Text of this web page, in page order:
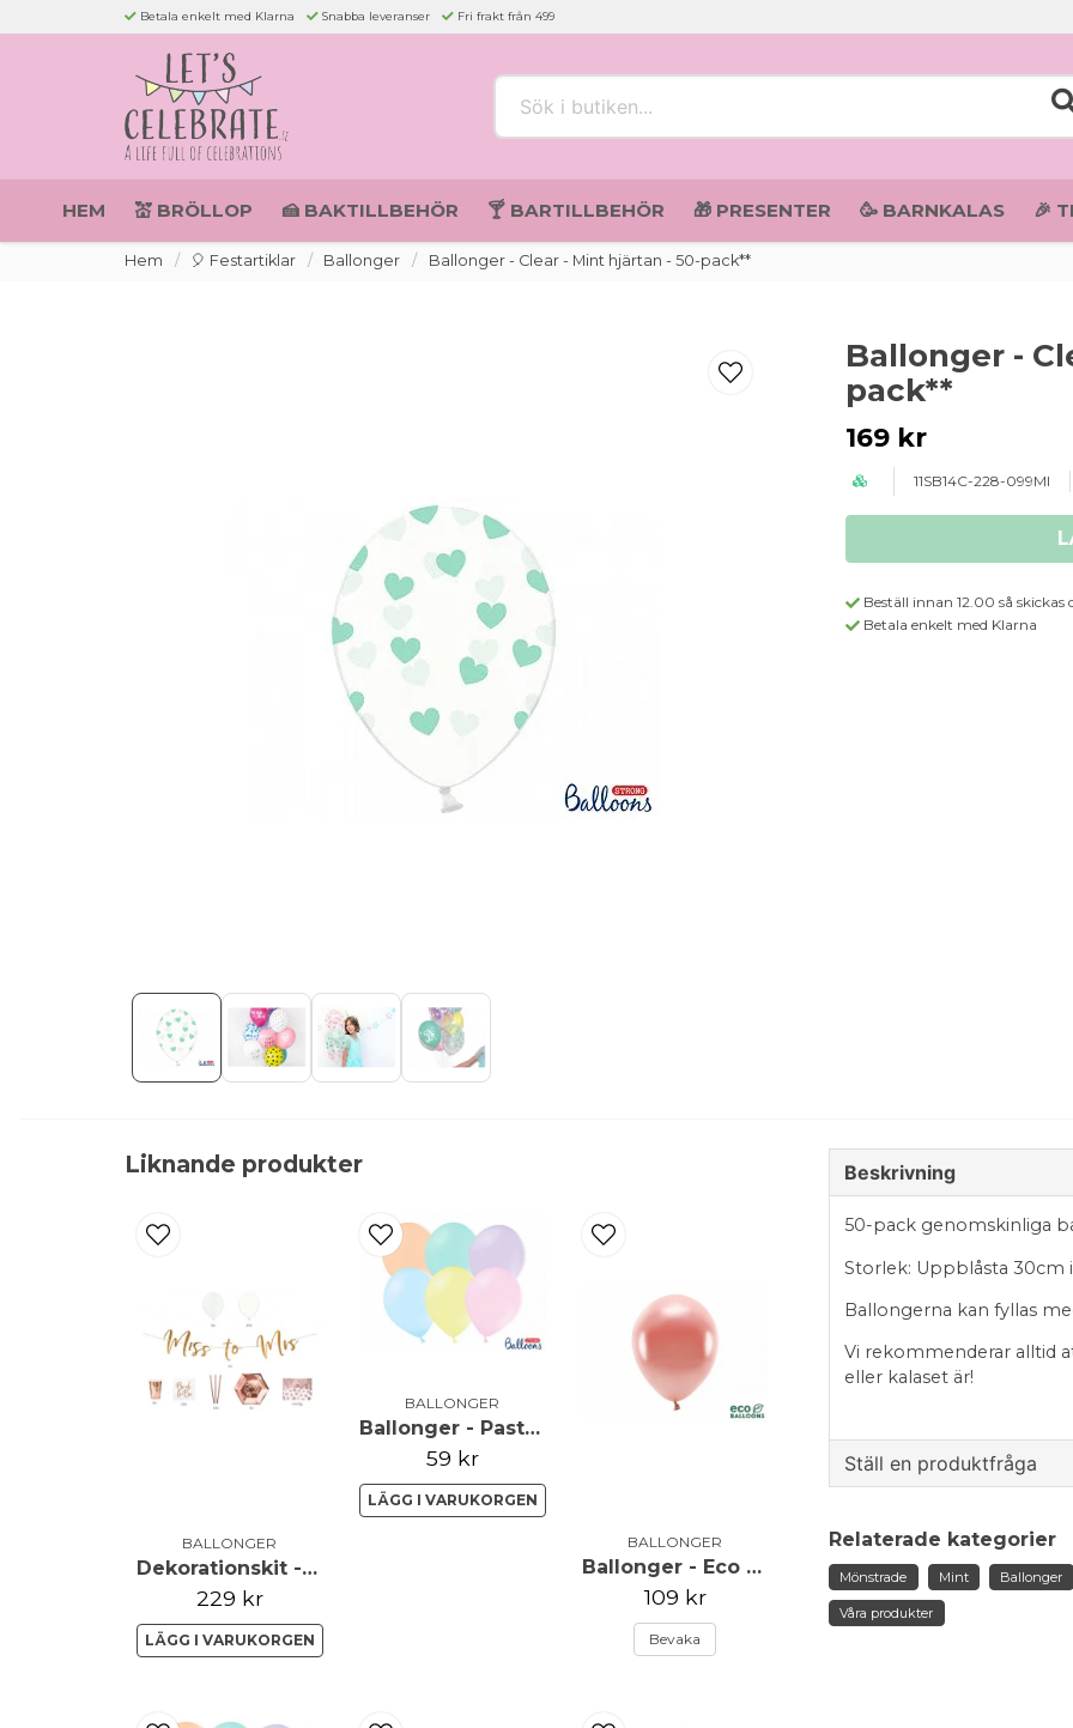
Betala enkelt med Klarna Snabba leveranser Fri frakt från 499
HEM 💒 BRÖLLOP 🍰 BAKTILLBEHÖR 🍸 BARTILLBEHÖR 🎁 PRESENTER 🥳 BARNKALAS 🎉
Hem 🎈 Festartiklar Ballonger Ballonger - Clear - Mint hjärtan - 50-pack**
Ballonger -
pack**
169 kr
11SB14C-228-099MI
Beställ innan 12.00 så skickas
Betala enkelt med Klarna
Liknande produkter
BALLONGER
Dekorationskit - Möhippa rosé
229 kr
LÄGG I VARUKORGEN
BALLONGER
Ballonger - Pastellmix - 27cm - 50pack
59 kr
LÄGG I VARUKORGEN
BALLONGER
Ballonger - Eco - Roséguld
109 kr
Bevaka
Beskrivning
50-pack genomskinliga
Storlek: Uppblåsta 30cm
Ballongerna kan fyllas
Vi rekommenderar alltid
eller kalaset är!
Ställ en produktfråga
Fråga oss något om
Relaterade kategorier
Mönstrade Mint Ballonger
Våra produkter